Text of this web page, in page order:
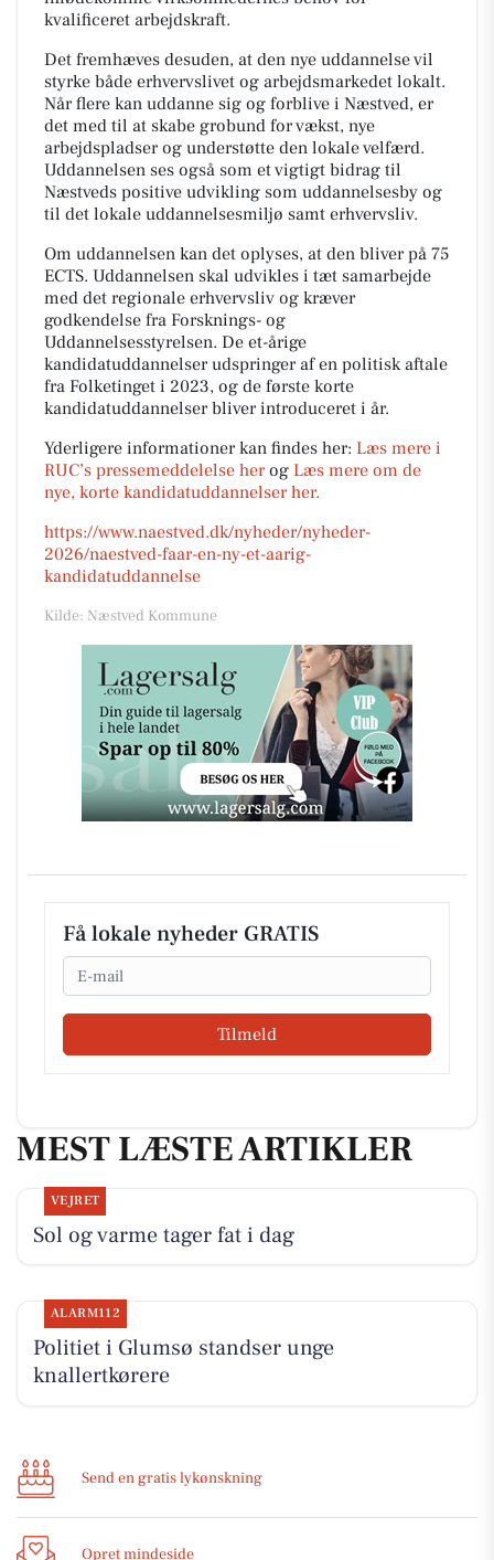
kvalificeret arbejdskraft.
Det fremhæves desuden, at den nye uddannelse vil
styrke både erhvervslivet og arbejdsmarkedet lokalt.
Når flere kan uddanne sig og forblive i Næstved, er
det med til at skabe grobund for vækst, nye
arbejdspladser og understøtte den lokale velfærd.
Uddannelsen ses også som et vigtigt bidrag til
Næstveds positive udvikling som uddannelsesby og
til det lokale uddannelsesmiljø samt erhvervsliv.
Om uddannelsen kan det oplyses, at den bliver på 75
ECTS. Uddannelsen skal udvikles i tæt samarbejde
med det regionale erhvervsliv og kræver
godkendelse fra Forsknings- og
Uddannelsesstyrelsen. De et-årige
kandidatuddannelser udspringer af en politisk aftale
fra Folketinget i 2023, og de første korte
kandidatuddannelser bliver introduceret i år.
Yderligere informationer kan findes her: Læs mere i
RUC’s pressemeddelelse herog Læs mere om de
nye, korte kandidatuddannelser her.
https://www.naestved.dk/nyheder/nyheder-
2026/naestved-faar-en-ny-et-aarig-
kandidatuddannelse
Kilde: Næstved Kommune
Få lokale nyheder GRATIS
Email
Tilmeld
MEST LÆSTE ARTIKLER
VEJRET
Sol og varme tager fat i dag
ALARM112
Politiet i Glumsø standser unge
knallertkørere
Send en gratis lykønskning
Opret mindeside